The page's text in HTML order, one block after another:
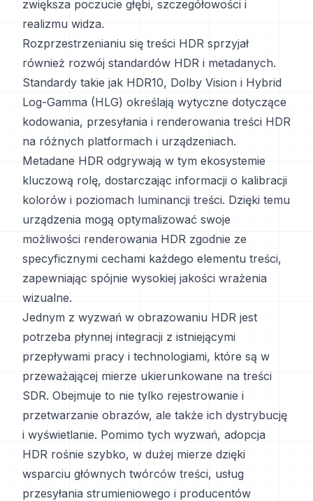
zwiększa poczucie głębi, szczegółowości i
realizmu widza.
Rozprzestrzenianiu się treści HDR sprzyjał
również rozwój standardów HDR i metadanych.
Standardy takie jak HDR10, Dolby Vision i Hybrid
Log-Gamma (HLG) określają wytyczne dotyczące
kodowania, przesyłania i renderowania treści HDR
na różnych platformach i urządzeniach.
Metadane HDR odgrywają w tym ekosystemie
kluczową rolę, dostarczając informacji o kalibracji
kolorów i poziomach luminancji treści. Dzięki temu
urządzenia mogą optymalizować swoje
możliwości renderowania HDR zgodnie ze
specyficznymi cechami każdego elementu treści,
zapewniając spójnie wysokiej jakości wrażenia
wizualne.
Jednym z wyzwań w obrazowaniu HDR jest
potrzeba płynnej integracji z istniejącymi
przepływami pracy i technologiami, które są w
przeważającej mierze ukierunkowane na treści
SDR. Obejmuje to nie tylko rejestrowanie i
przetwarzanie obrazów, ale także ich dystrybucję
i wyświetlanie. Pomimo tych wyzwań, adopcja
HDR rośnie szybko, w dużej mierze dzięki
wsparciu głównych twórców treści, usług
przesyłania strumieniowego i producentów